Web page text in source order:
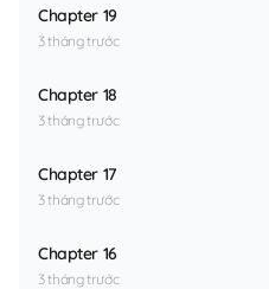
Chapter 19
3 tháng trước
Chapter 18
3 tháng trước
Chapter 17
3 tháng trước
Chapter 16
3 tháng trước